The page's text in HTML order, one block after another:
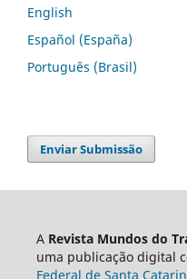
English
Español (España)
Português (Brasil)
Enviar Submissão
A Revista Mundos do
uma publicação digital
Federal de Santa